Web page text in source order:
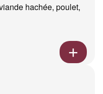
hachée, poulet,